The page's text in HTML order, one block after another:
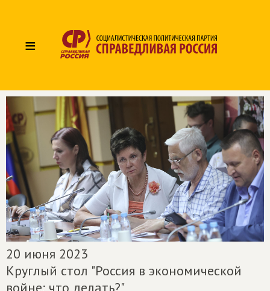
≡
20 июня 2023
Круглый стол "Россия в экономической
войне: что делать?"